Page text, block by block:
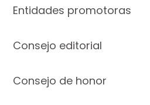
Entidades promotoras
Consejo editorial
Consejo de honor